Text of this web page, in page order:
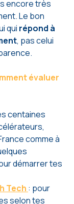
encore très
Le bon
qui répond à
, pas celui
évaluer
centaines
comme à
démarrer tes
Tech : pour
selon tes